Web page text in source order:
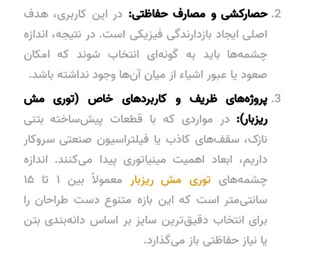
حصارکشی و مصارف حفاظتی: در این کاربری، هدف
اصلی ایجاد بازدارندگی فیزیکی است. در نتیجه، اندازه
چشمه‌ها باید به گونه‌ای انتخاب شوند که امکان
صعود یا عبور اشیاء از میان آن‌ها وجود نداشته باشد.
پروژه‌های ظریف و کاربردهای خاص (توری مش
ریزبار): در مواردی که با قطعات پیش‌ساخته بتنی
نازک، سقف‌های کاذب یا فیلتراسیون صنعتی سروکار
داریم، ابعاد اهمیت مینیاتوری پیدا می‌کنند. اندازه
چشمه‌های توری مش ریزبار
معمولاً بین ۱ تا ۱۵
سانتی‌متر است که این بازه متنوع دست طراحان را
برای انتخاب دقیق‌ترین سایز بر اساس دانه‌بندی بتن
یا نیاز حفاظتی باز می‌گذارد.